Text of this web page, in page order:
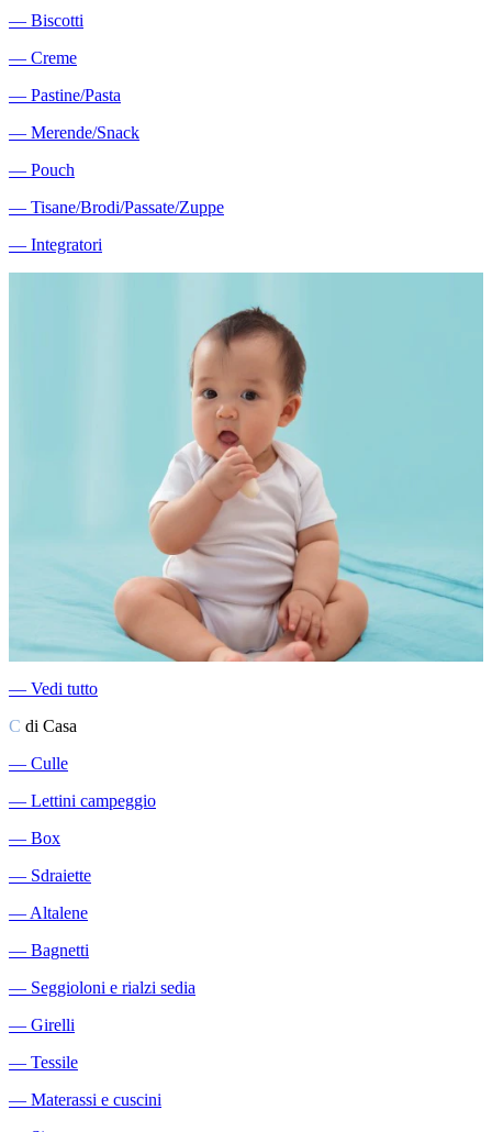
― Biscotti
― Creme
― Pastine/Pasta
― Merende/Snack
― Pouch
― Tisane/Brodi/Passate/Zuppe
― Integratori
― Vedi tutto
C di Casa
― Culle
― Lettini campeggio
― Box
― Sdraiette
―Altalene
― Bagnetti
― Seggioloni e rialzi sedia
― Girelli
― Tessile
― Materassi e cuscini